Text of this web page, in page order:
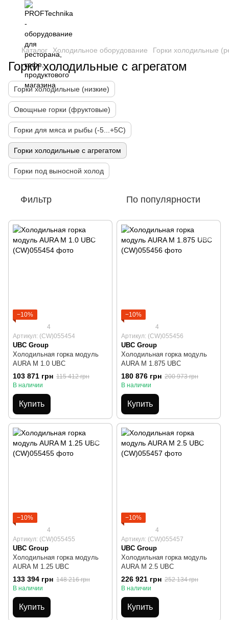
Каталог Холодильное оборудование Горки холодильные
Горки холодильные с агрегатом
Горки холодильные (низкие)
Овощные горки (фруктовые)
Горки для мяса и рыбы (-5...+5С)
Горки холодильные с агрегатом
Горки под выносной холод
Фильтр По популярности
−10%
4
Артикул: (CW)055454
UBC Group
Холодильная горка модуль
AURA M 1.0 UBC
103 871 грн 115 412 грн
В наличии
Купить
−10%
4
Артикул: (CW)055456
UBC Group
Холодильная горка модуль
AURA M 1.875 UBC
180 876 грн 200 973 грн
В наличии
Купить
−10%
4
Артикул: (CW)055455
UBC Group
Холодильная горка модуль
AURA M 1.25 UBC
133 394 грн 148 216 грн
В наличии
Купить
−10%
4
Артикул: (CW)055457
UBC Group
Холодильная горка модуль
AURA M 2.5 UBC
226 921 грн 252 134 грн
В наличии
Купить